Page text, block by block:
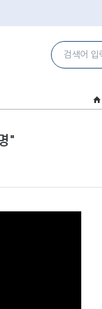
"